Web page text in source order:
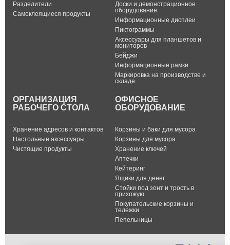
Разделители
Самоклеящиеся продукты
Доски и демонстрационное
оборудование
Информационные дисплеи
Пиктограммы
Аксессуары для планшетов и
мониторов
Бейджи
Информационные рамки
Маркировка на производстве и
складе
ОРГАНИЗАЦИЯ
РАБОЧЕГО СТОЛА
Хранение адресов и контактов
Настольные аксессуары
Чистящие продукты
ОФИСНОЕ
ОБОРУДОВАНИЕ
Корзины и баки для мусора
Корзины для мусора
Хранение ключей
Аптечки
Кейтеринг
Ящики для денег
Стойки под зонт и трость в
прихожую
Покупательские корзины и
тележки
Пепельницы